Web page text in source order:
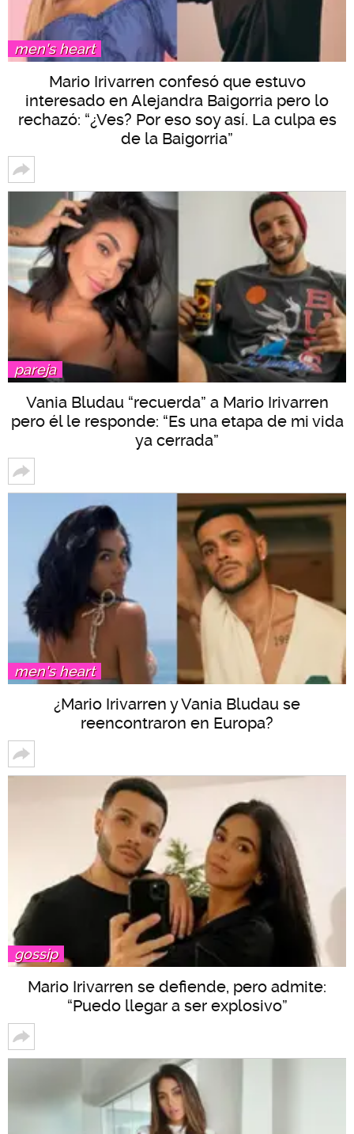
men's heart
Mario Irivarren confesó que estuvo
interesado en Alejandra Baigorria pero lo
rechazó: “¿Ves? Por eso soy así. La culpa es
de la Baigorria”
pareja
Vania Bludau “recuerda” a Mario Irivarren
pero él le responde: “Es una etapa de mi vida
ya cerrada”
men's heart
¿Mario Irivarren y Vania Bludau se
reencontraron en Europa?
gossip
Mario Irivarren se defiende, pero admite:
“Puedo llegar a ser explosivo”